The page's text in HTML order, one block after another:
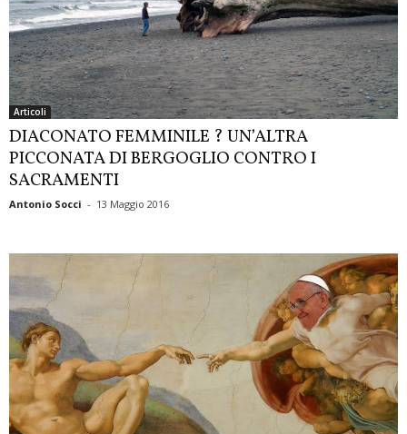
Articoli
DIACONATO FEMMINILE ? UN’ALTRA
PICCONATA DI BERGOGLIO CONTRO I
SACRAMENTI
Antonio Socci - 13 Maggio 2016